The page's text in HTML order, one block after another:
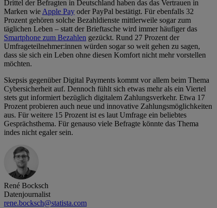
Drittel der Befragten in Deutschland haben das das Vertrauen in
Marken wieApple Pay oder PayPal bestätigt. Für ebenfalls 32
Prozent gehören solche Bezahldienste mittlerweile sogar zum
täglichen Leben – statt der Brieftasche wird immer häufiger das
Smartphone zum Bezahlen gezückt. Rund 27 Prozent der
Umfrageteilnehmer:innen würden sogar so weit gehen zu sagen,
dass sie sich ein Leben ohne diesen Komfort nicht mehr vorstellen
möchten.
Skepsis gegenüber Digital Payments kommt vor allem beim Thema
Cybersicherheit auf. Dennoch fühlt sich etwas mehr als ein Viertel
stets gut informiert bezüglich digitalem Zahlungsverkehr. Etwa 17
Prozent probieren auch neue und innovative Zahlungsmöglichkeiten
aus. Für weitere 15 Prozent ist es laut Umfrage ein beliebtes
Gesprächsthema. Für genauso viele Befragte könnte das Thema
indes nicht egaler sein.
René Bocksch
Datenjournalist
rene.bocksch@statista.com